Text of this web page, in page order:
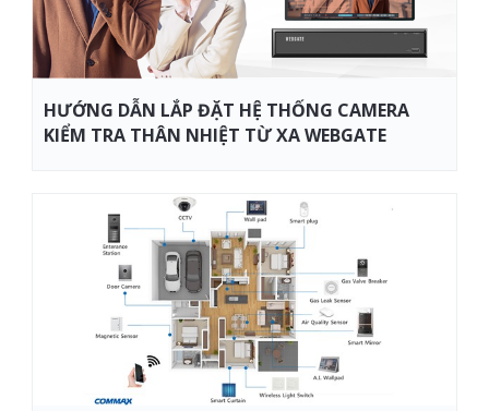
HƯỚNG DẪN LẮP ĐẶT HỆ THỐNG CAMERA
KIỂM TRA THÂN NHIỆT TỪ XA WEBGATE